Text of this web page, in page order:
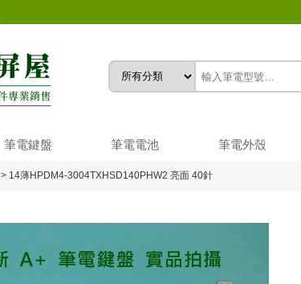
筆電鍵盤 筆電電池 筆電外殼
> 14薄HPDM4-3004TXHSD140PHW2 亮面 40針